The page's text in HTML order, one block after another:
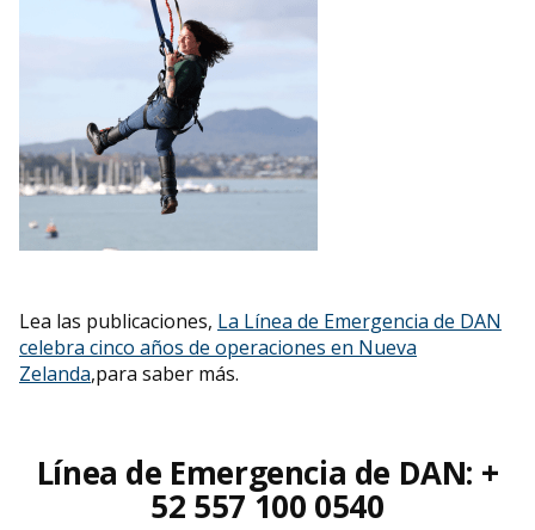
Lea las publicaciones, La Línea de Emergencia de DAN
celebra cinco años de operaciones en Nueva
Zelanda,para saber más.
Línea de Emergencia de DAN: +
52 557 100 0540